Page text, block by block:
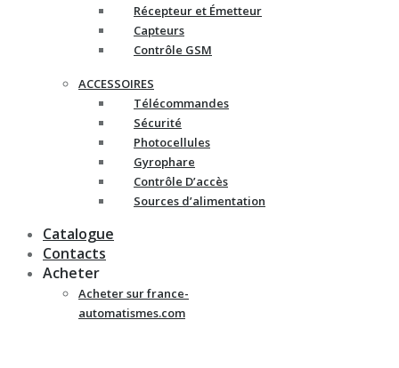
Récepteur et Émetteur
Capteurs
Contrôle GSM
ACCESSOIRES
Télécommandes
Sécurité
Photocellules
Gyrophare
Contrôle D’accès
Sources d’alimentation
Catalogue
Contacts
Acheter
Acheter sur france-
automatismes.com